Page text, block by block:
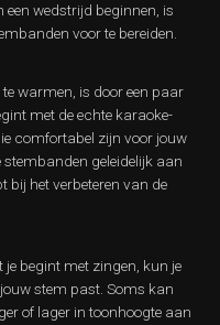
wedstrijd beginnen, is
voor te bereiden.
warmen, is door een paar
met de echte karaoke-
comfortabel zijn voor jouw
stembanden geleidelijk aan
bij het verbeteren van de
begint met zingen, kun je
stem past. Soms kan
of lager in toonhoogte aan